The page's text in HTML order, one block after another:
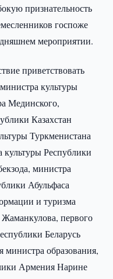
признательность
госпоже
мероприятии.
приветствовать
культуры
Мединского,
Казахстан
Туркменистана
Республики
министра
Абульфаса
и туризма
первого
Беларусь
министра образования,
Армения Нарине